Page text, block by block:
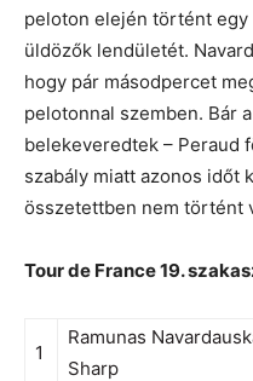
peloton elején történt egy
üldözők lendületét.
hogy pár másodpercet
pelotonnal szemben. Bár
belekeveredtek – Peraud
szabály miatt azonos időt
összetettben nem történt
Tour de France 19.
1
Ramunas
Sharp